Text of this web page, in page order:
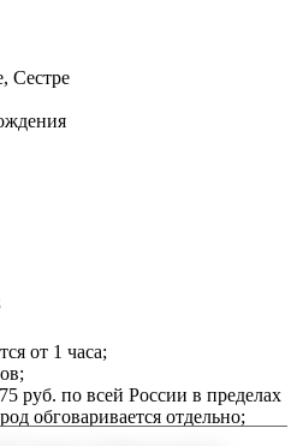
Сестре
от 1 часа;
руб. по всей России в пределах
обговаривается отдельно;